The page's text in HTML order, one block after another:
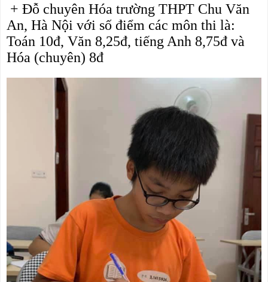
+ Đỗ chuyên Hóa trường THPT Chu Văn
An, Hà Nội với số điểm các môn thi là:
Toán 10đ, Văn 8,25đ, tiếng Anh 8,75đ và
Hóa (chuyên) 8đ